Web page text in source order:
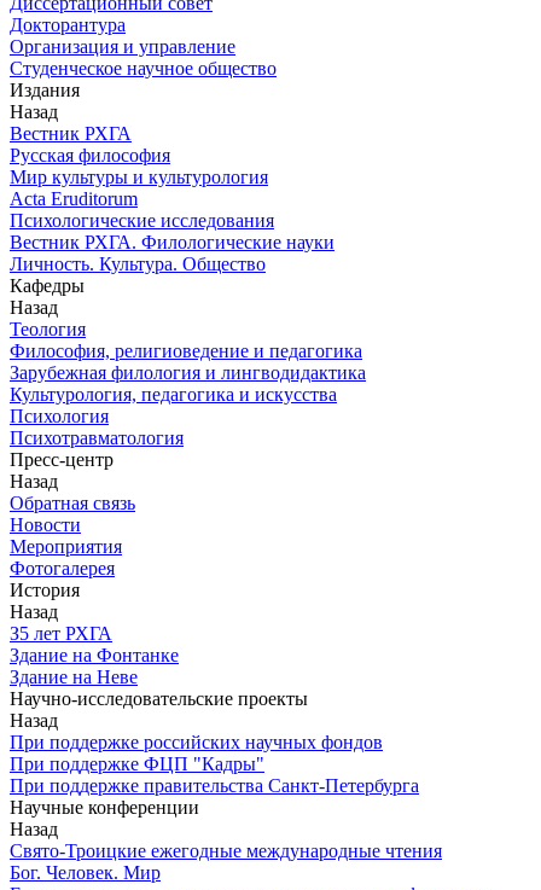
Докторантура
Организация и управление
Студенческое научное общество
Издания
Назад
Вестник РХГА
Русская философия
Мир культуры и культурология
Acta Eruditorum
Психологические исследования
Вестник РХГА. Филологические науки
Личность. Культура. Общество
Кафедры
Назад
Теология
Философия, религиоведение и педагогика
Зарубежная филология и лингводидактика
Культурология, педагогика и искусства
Психология
Психотравматология
Пресс-центр
Назад
Обратная связь
Новости
Мероприятия
Фотогалерея
История
Назад
З5 лет РХГА
Здание на Фонтанке
Здание на Неве
Научно-исследовательские проекты
Назад
При поддержке российских научных фондов
При поддержке ФЦП "Кадры"
При поддержке правительства Санкт-Петербурга
Научные конференции
Назад
Свято-Троицкие ежегодные международные чтения
Бог. Человек. Мир